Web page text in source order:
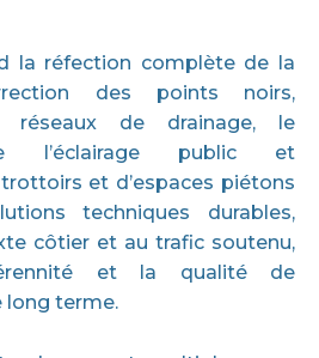
la réfection complète de la
des points noirs,
réseaux de drainage, le
l’éclairage public et
et d’espaces piétons
techniques durables,
côtier et au trafic soutenu,
et la qualité de
long terme.